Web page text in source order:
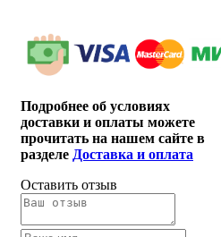
Подробнее об условиях
доставки и оплаты можете
прочитать на нашем сайте в
разделе Доставка и оплата
Оставить отзыв